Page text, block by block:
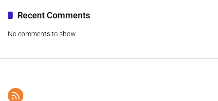
Recent Comments
No comments to show.